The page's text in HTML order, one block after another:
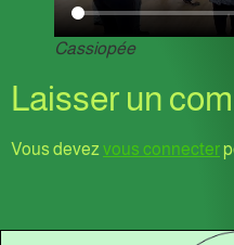
Cassiopée
Laisser un
Vous devez vous connecter